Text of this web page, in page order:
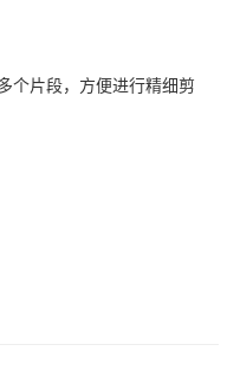
个片段，方便进行精细剪